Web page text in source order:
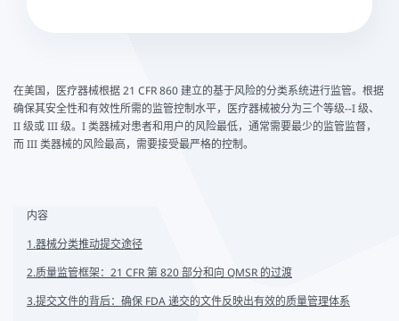
在美国，医疗器械根据 21 CFR 860 建立的基于风险的分类系统进行监管。根据
确保其安全性和有效性所需的监管控制水平，医疗器械被分为三个等级--I 级、
II 级或 III 级。I 类器械对患者和用户的风险最低，通常需要最少的监管监督，
而 III 类器械的风险最高，需要接受最严格的控制。
内容
1.器械分类推动提交途径
2.质量监管框架：21 CFR 第 820 部分和向 QMSR 的过渡
3.提交文件的背后：确保 FDA 递交的文件反映出有效的质量管理体系